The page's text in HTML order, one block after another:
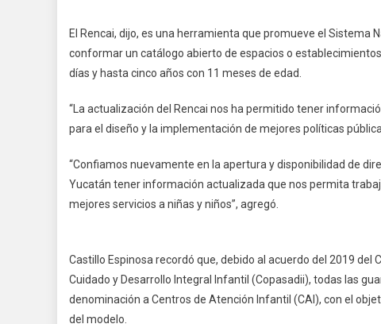
El Rencai, dijo, es una herramienta que promueve el Sistema
conformar un catálogo abierto de espacios o
días y hasta cinco años con 11 meses de edad.
“La actualización del Rencai nos ha permitido tener
para el diseño y la implementación de mejores políticas
“Confiamos nuevamente en la apertura y disponibilidad de
Yucatán tener información actualizada que nos permita
mejores servicios a niñas y niños”, agregó.
Castillo Espinosa recordó que, debido al acuerdo del 2019
Cuidado y Desarrollo Integral Infantil (Copasadii), todas las
denominación a Centros de Atención Infantil (CAI), con el
del modelo.